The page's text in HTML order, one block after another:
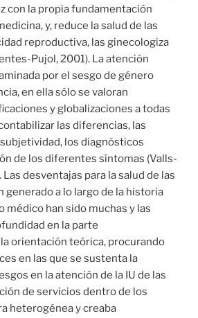
con la propia fundamentación
y, reduce la salud de las
reproductiva, las ginecologiza
Pujol, 2001). La atención
por el sesgo de género
en ella sólo se valoran
y globalizaciones a todas
las diferencias, las
los diagnósticos
de los diferentes síntomas (Valls-
desventajas para la salud de las
generado a lo largo de la historia
médico han sido muchas y las
en la parte
orientación teórica, procurando
en las que se sustenta la
en la atención de la IU de las
de servicios dentro de los
heterogénea y creaba